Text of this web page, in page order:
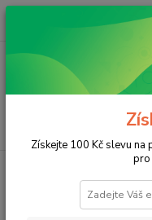
Zábavné aktivity pro
Křížovky v
Získejte 100 Kč slevu na
pro